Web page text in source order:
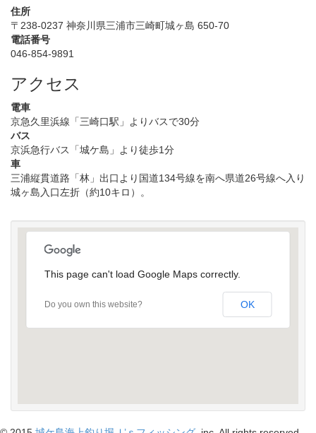
住所
〒238-0237 神奈川県三浦市三崎町城ヶ島 650-70
電話番号
046-854-9891
アクセス
電車
京急久里浜線「三崎口駅」よりバスで30分
バス
京浜急行バス「城ケ島」より徒歩1分
車
三浦縦貫道路「林」出口より国道134号線を南へ県道26号線へ入り
城ヶ島入口左折（約10キロ）。
受け付けはこちら
This page can't load Google Maps correctly.
Do you own this website? OK